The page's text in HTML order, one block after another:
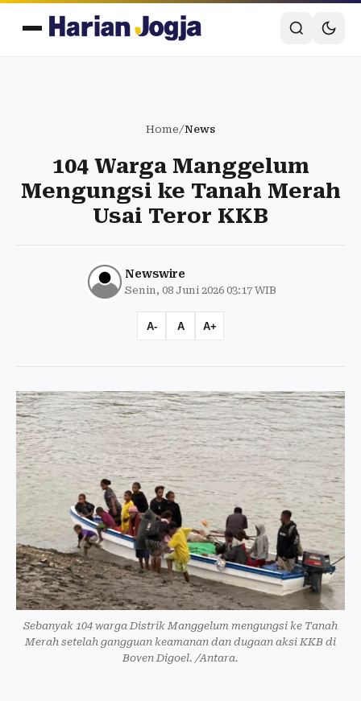
Home/News
104 Warga Manggelum
Mengungsi ke Tanah Merah
Usai Teror KKB
Newswire
Senin, 08 Juni 2026 03:17 WIB
A- A A+
Sebanyak 104 warga Distrik Manggelum mengungsi ke Tanah
Merah setelah gangguan keamanan dan dugaan aksi KKB di
Boven Digoel. /Antara.